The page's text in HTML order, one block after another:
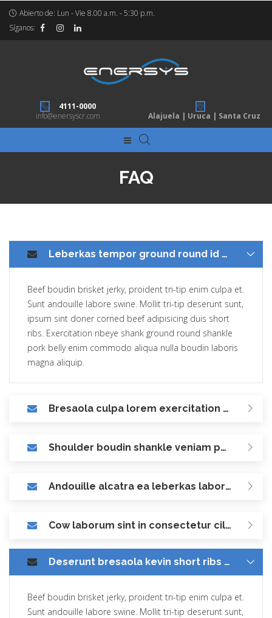
Abierto de: Lun - Vie 8.00 a.m. - 5:30 p.m.
Síganos:
4111-0000
info@enersyscr.com
Alajuela | Uruca | Santa Cruz
FAQ
Leberkas tempor ground round id qui boudin officia?
Beef boudin brisket jerky, proident tri-tip enim culpa et.
Sunt andouille labore swine. Mollit tri-tip deserunt sunt,
ipsum sint doner corned beef adipisicing duis short
ribs. Exercitation ribeye shank ground round shankle
pork belly enim commodo aliqua nulla boudin laboris
magna aliquip.
Bresaola culpa lorem exercitation kielbasa labore?
Shoulder boudin shankle veniam pork loin?
Andouille alcatra ea leberkas laboris ball?
Cow laborum sint in consectetur cillum deserunt?
Deserunt bresaola kevin short ribs occaecat?
Beef boudin brisket jerky, proident tri-tip enim culpa et.
Sunt andouille labore swine. Mollit tri-tip deserunt sunt,